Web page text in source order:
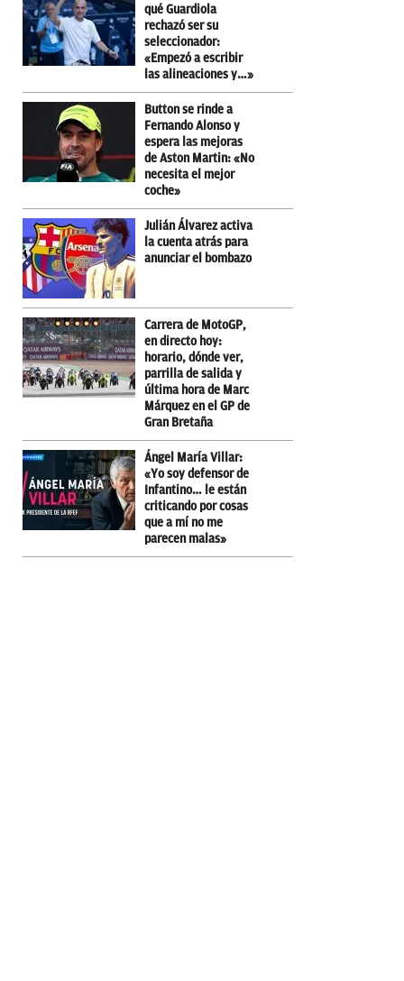
qué Guardiola
rechazó ser su
seleccionador:
«Empezó a escribir
las alineaciones y…»
Button se rinde a
Fernando Alonso y
espera las mejoras
de Aston Martin: «No
necesita el mejor
coche»
Julián Álvarez activa
la cuenta atrás para
anunciar el bombazo
Carrera de MotoGP,
en directo hoy:
horario, dónde ver,
parrilla de salida y
última hora de Marc
Márquez en el GP de
Gran Bretaña
Ángel María Villar:
«Yo soy defensor de
Infantino… le están
criticando por cosas
que a mí no me
parecen malas»